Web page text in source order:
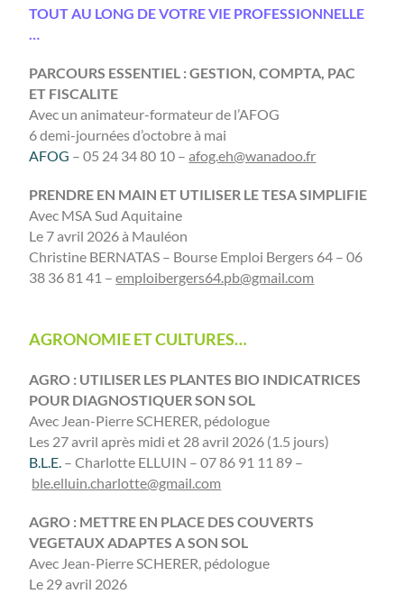
TOUT AU LONG DE VOTRE VIE PROFESSIONNELLE
…
PARCOURS ESSENTIEL : GESTION, COMPTA, PAC
ET FISCALITE
Avec un animateur-formateur de l’AFOG
6 demi-journées d’octobre à mai
AFOG – 05 24 34 80 10 –afog.eh@wanadoo.fr
PRENDRE EN MAIN ET UTILISER LE TESA SIMPLIFIE
Avec MSA Sud Aquitaine
Le 7 avril 2026 à Mauléon
Christine BERNATAS – Bourse Emploi Bergers 64 – 06
38 36 81 41 –emploibergers64.pb@gmail.com
AGRONOMIE ET CULTURES…
AGRO : UTILISER LES PLANTES BIO INDICATRICES
POUR DIAGNOSTIQUER SON SOL
Avec Jean-Pierre SCHERER, pédologue
Les 27 avril après midi et 28 avril 2026 (1.5 jours)
B.L.E. – Charlotte ELLUIN – 07 86 91 11 89 –
ble.elluin.charlotte@gmail.com
AGRO : METTRE EN PLACE DES COUVERTS
VEGETAUX ADAPTES A SON SOL
Avec Jean-Pierre SCHERER, pédologue
Le 29 avril 2026